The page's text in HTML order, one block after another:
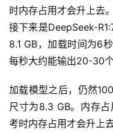
时内存占用才会升上去。
接下来是DeepSeek-
8.1 GB，加载时间为6
每秒大约能输出20-30个
加载模型之后，仍然
尺寸为8.3 GB。内存
考时内存占用才会升上去